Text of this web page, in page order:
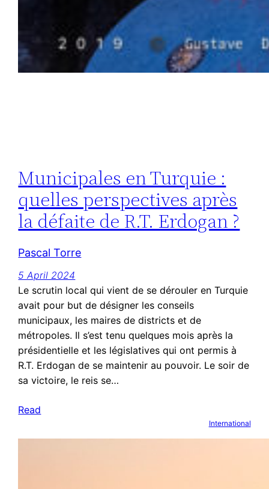
Municipales en Turquie :
quelles perspectives après
la défaite de R.T. Erdogan ?
Pascal Torre
5 April 2024
Le scrutin local qui vient de se dérouler en Turquie
avait pour but de désigner les conseils
municipaux, les maires de districts et de
métropoles. Il s’est tenu quelques mois après la
présidentielle et les législatives qui ont permis à
R.T. Erdogan de se maintenir au pouvoir. Le soir de
sa victoire, le reis se…
Read
International